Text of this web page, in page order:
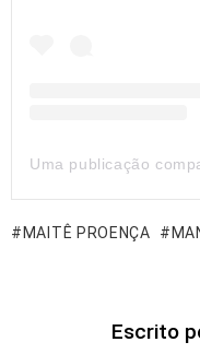
MAITÊ PROENÇA
Escrito